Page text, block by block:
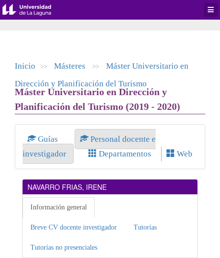
Inicio >> Másteres >>
Máster Universitario en
Dirección y Planificación del Turismo
Máster Universitario en Dirección y
Planificación del Turismo (2019 - 2020)
Guías
Personal docente e
investigador
Departamentos Web
NAVARRO FRIAS, IRENE
Información general
Breve CV docente investigador Tutorías
Tutorías no presenciales